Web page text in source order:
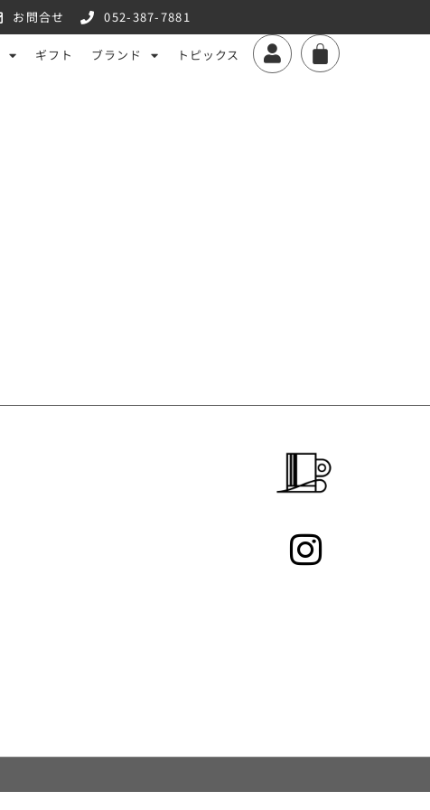
お問合せ 052-387-7881
ギフト ブランド トピックス